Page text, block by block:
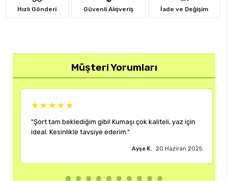
Hızlı Gönderi Güvenli Alışveriş İade ve Değişim
Müşteri Yorumları
beklediğim gibi! Kumaşı çok kaliteli, yaz için
tavsiye ederim."
20 Haziran 2025
"Rengi ve kalıbı